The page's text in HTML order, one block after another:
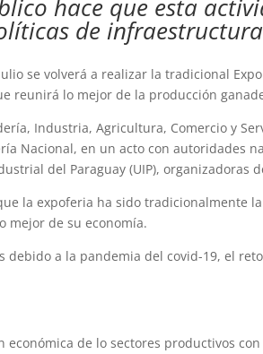
hace que esta
de
se volverá a realizar la tradicional
reunirá lo mejor de la producción
Industria, Agricultura, Comercio y
Nacional, en un acto con autoridades
del Paraguay (UIP), organizadoras
la expoferia ha sido tradicionalmente
mejor de su economía.
a la pandemia del covid-19, el
económica de lo sectores productivos